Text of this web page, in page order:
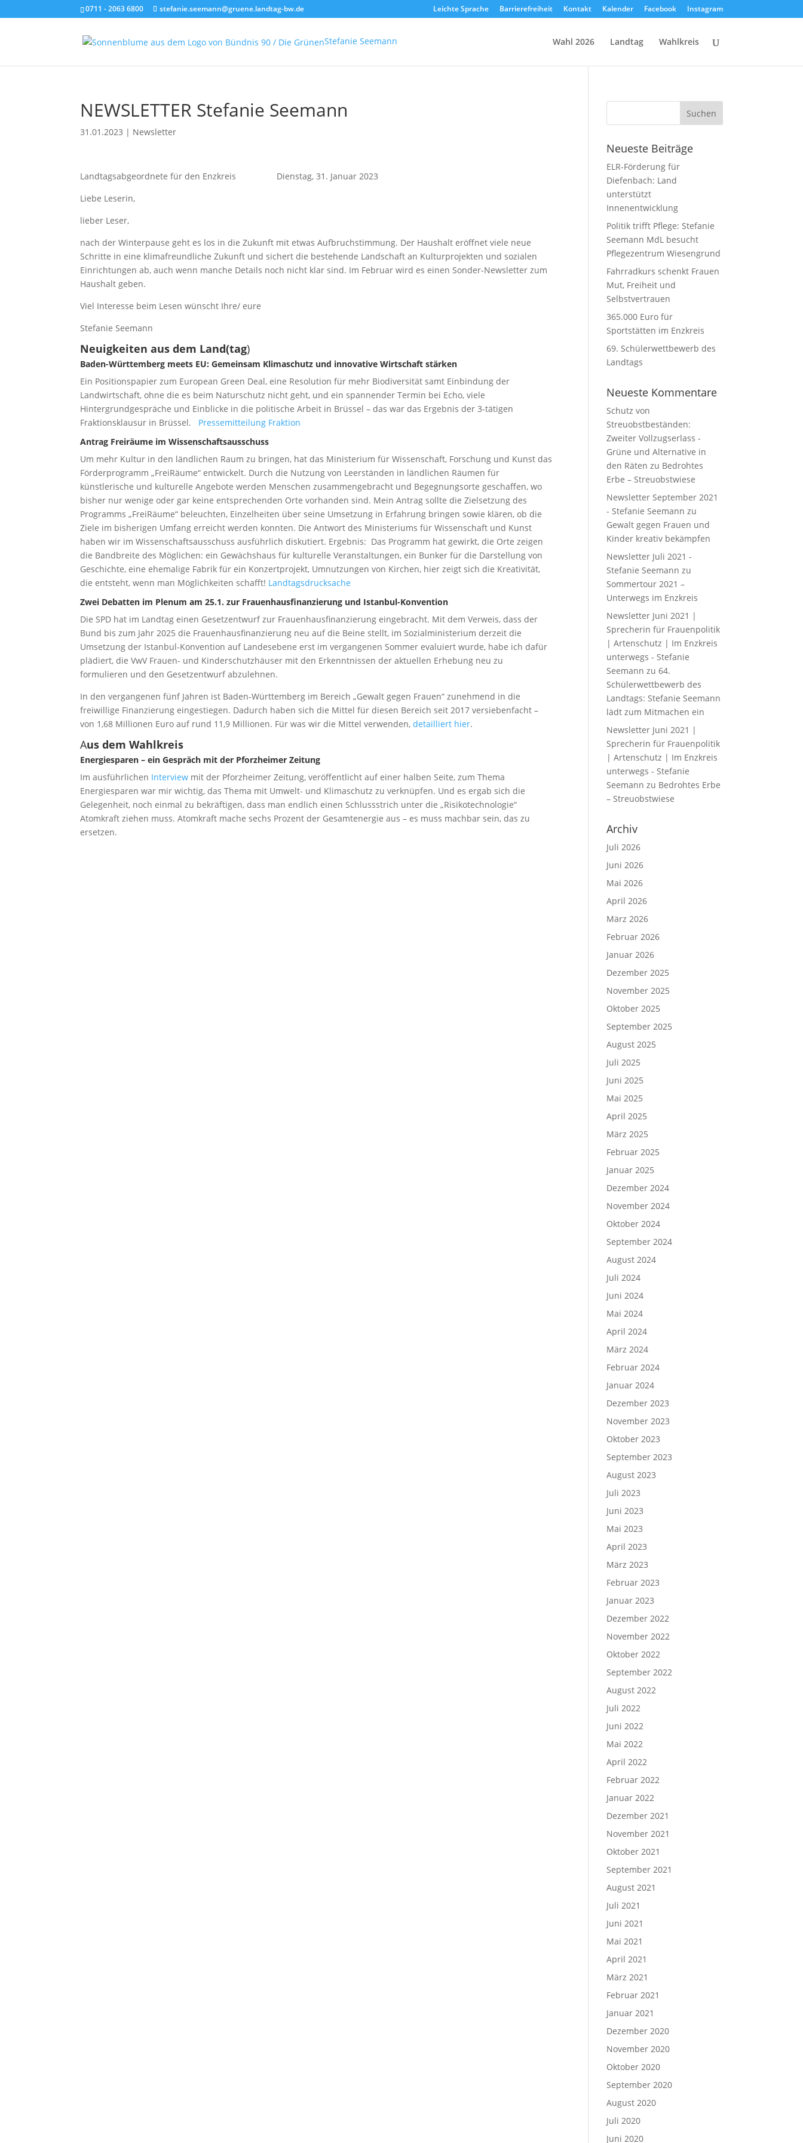
0711 - 2063 6800 stefanie.seemann@gruene.landtag-bw.de Leichte Sprache Barrierefreiheit Kontakt Kalender Facebook Instagram
Stefanie Seemann Wahl 2026 Landtag Wahlkreis
NEWSLETTER Stefanie Seemann
31.01.2023 | Newsletter
Landtagsabgeordnete für den Enzkreis Dienstag, 31. Januar 2023
Liebe Leserin,
lieber Leser,
nach der Winterpause geht es los in die Zukunft mit etwas Aufbruchstimmung. Der Haushalt eröffnet viele neue
Schritte in eine klimafreundliche Zukunft und sichert die bestehende Landschaft an Kulturprojekten und sozialen
Einrichtungen ab, auch wenn manche Details noch nicht klar sind. Im Februar wird es einen Sonder-Newsletter zum
Haushalt geben.
Viel Interesse beim Lesen wünscht Ihre/ eure
Stefanie Seemann
Neuigkeiten aus dem Land(tag)
Baden-Württemberg meets EU: Gemeinsam Klimaschutz und innovative Wirtschaft stärken
Ein Positionspapier zum European Green Deal, eine Resolution für mehr Biodiversität samt Einbindung der
Landwirtschaft, ohne die es beim Naturschutz nicht geht, und ein spannender Termin bei Echo, viele
Hintergrundgespräche und Einblicke in die politische Arbeit in Brüssel – das war das Ergebnis der 3-tätigen
Fraktionsklausur in Brüssel.
Pressemitteilung Fraktion
Antrag Freiräume im Wissenschaftsausschuss
Um mehr Kultur in den ländlichen Raum zu bringen, hat das Ministerium für Wissenschaft, Forschung und Kunst das
För­derprogramm „FreiRäume“ entwickelt. Durch die Nutzung von Leerständen in ländlichen Räumen für
künstlerische und kulturelle Angebote werden Menschen zusammengebracht und Begegnungsorte geschaffen, wo
bisher nur wenige oder gar keine entsprechenden Orte vorhanden sind. Mein Antrag sollte die Zielsetzung des
Programms „FreiRäume“ beleuchten, Einzel­heiten über seine Umsetzung in Erfahrung bringen sowie klären, ob die
Ziele im bisherigen Umfang erreicht werden konnten. Die Antwort des Ministeriums für Wissenschaft und Kunst
haben wir im Wissenschaftsausschuss ausführlich diskutiert. Ergebnis: Das Programm hat gewirkt, die Orte zeigen
die Bandbreite des Möglichen: ein Gewächshaus für kulturelle Veranstaltungen, ein Bunker für die Darstellung von
Geschichte, eine ehemalige Fabrik für ein Konzertprojekt, Umnutzungen von Kirchen, hier zeigt sich die Kreativität,
die entsteht, wenn man Möglichkeiten schafft! Landtagsdrucksache
Zwei Debatten im Plenum am 25.1. zur Frauenhausfinanzierung und Istanbul-Konvention
Die SPD hat im Landtag einen Gesetzentwurf zur Frauenhausfinanzierung eingebracht. Mit dem Verweis, dass der
Bund bis zum Jahr 2025 die Frauenhausfinanzierung neu auf die Beine stellt, im Sozialministerium derzeit die
Umsetzung der Istanbul-Konvention auf Landesebene erst im vergangenen Sommer evaluiert wurde, habe ich dafür
plädiert, die VwV Frauen- und Kinderschutzhäuser mit den Erkenntnissen der aktuellen Erhebung neu zu
formulieren und den Gesetzentwurf abzulehnen.
In den vergangenen fünf Jahren ist Baden-Württemberg im Bereich „Gewalt gegen Frauen“ zunehmend in die
freiwillige Finanzierung eingestiegen. Dadurch haben sich die Mittel für diesen Bereich seit 2017 versiebenfacht –
von 1,68 Millionen Euro auf rund 11,9 Millionen. Für was wir die Mittel verwenden,detailliert hier.
Aus dem Wahlkreis
Energiesparen – ein Gespräch mit der Pforzheimer Zeitung
Im ausführlichen Interview mit der Pforzheimer Zeitung, veröffentlicht auf einer halben Seite, zum Thema
Energiesparen war mir wichtig, das Thema mit Umwelt- und Klimaschutz zu verknüpfen. Und es ergab sich die
Gelegenheit, noch einmal zu bekräftigen, dass man endlich einen Schlussstrich unter die „Risikotechnologie“
Atomkraft ziehen muss. Atomkraft mache sechs Prozent der Gesamtenergie aus – es muss machbar sein, das zu
ersetzen.
Neueste Beiträge
ELR-Förderung für
Diefenbach: Land
unterstützt
Innenentwicklung
Politik trifft Pflege: Stefanie
Seemann MdL besucht
Pflegezentrum Wiesengrund
Fahrradkurs schenkt Frauen
Mut, Freiheit und
Selbstvertrauen
365.000 Euro für
Sportstätten im Enzkreis
69. Schülerwettbewerb des
Landtags
Neueste Kommentare
Schutz von
Streuobstbeständen:
Zweiter Vollzugserlass -
Grüne und Alternative in
den Räten zu Bedrohtes
Erbe – Streuobstwiese
Newsletter September 2021
- Stefanie Seemann zu
Gewalt gegen Frauen und
Kinder kreativ bekämpfen
Newsletter Juli 2021 -
Stefanie Seemann zu
Sommertour 2021 –
Unterwegs im Enzkreis
Newsletter Juni 2021 |
Sprecherin für Frauenpolitik
| Artenschutz | Im Enzkreis
unterwegs - Stefanie
Seemann zu64.
Schülerwettbewerb des
Landtags: Stefanie Seemann
lädt zum Mitmachen ein
Newsletter Juni 2021 |
Sprecherin für Frauenpolitik
| Artenschutz | Im Enzkreis
unterwegs - Stefanie
Seemann zu Bedrohtes Erbe
– Streuobstwiese
Archiv
Juli 2026
Juni 2026
Mai 2026
April 2026
März 2026
Februar 2026
Januar 2026
Dezember 2025
November 2025
Oktober 2025
September 2025
August 2025
Juli 2025
Juni 2025
Mai 2025
April 2025
März 2025
Februar 2025
Januar 2025
Dezember 2024
November 2024
Oktober 2024
September 2024
August 2024
Juli 2024
Juni 2024
Mai 2024
April 2024
März 2024
Februar 2024
Januar 2024
Dezember 2023
November 2023
Oktober 2023
September 2023
August 2023
Juli 2023
Juni 2023
Mai 2023
April 2023
März 2023
Februar 2023
Januar 2023
Dezember 2022
November 2022
Oktober 2022
September 2022
August 2022
Juli 2022
Juni 2022
Mai 2022
April 2022
Februar 2022
Januar 2022
Dezember 2021
November 2021
Oktober 2021
September 2021
August 2021
Juli 2021
Juni 2021
Mai 2021
April 2021
März 2021
Februar 2021
Januar 2021
Dezember 2020
November 2020
Oktober 2020
September 2020
August 2020
Juli 2020
Juni 2020